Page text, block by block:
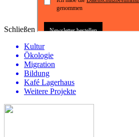
Schließen
Kultur
Ökologie
Migration
Bildung
Kafé Lagerhaus
Weitere Projekte